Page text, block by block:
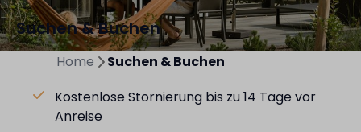
Suchen & Buchen
Home
Suchen & Buchen
Kostenlose Stornierung bis zu 14 Tage vor
Anreise